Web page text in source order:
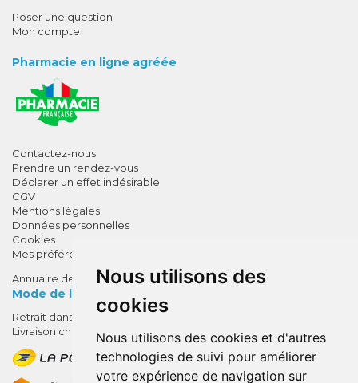
Nous utilisons des
cookies
Nous utilisons des cookies et d'autres
technologies de suivi pour améliorer
votre expérience de navigation sur
Poser une question
Mon compte
Pharmacie en ligne agréée
Contactez-nous
Prendre un rendez-vous
Déclarer un effet indésirable
CGV
Mentions légales
Données personnelles
Cookies
Mes préférences Cookies
Annuaire des pharmacies
Mode de livraison
Retrait dans la pharmacie
Livraison chez vous
SUR VOTRE 1ÈRE COMMANDE*
AVEC LE CODE